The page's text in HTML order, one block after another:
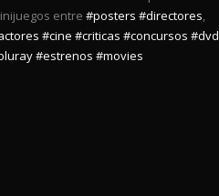
entre #posters #directores,
#cine #criticas #concursos #dvd
#estrenos #movies